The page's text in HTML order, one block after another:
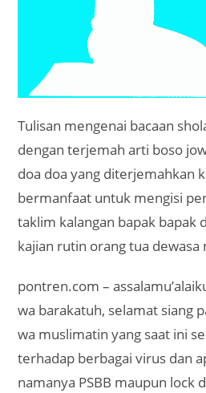
Tulisan mengenai bacaan
dengan terjemah arti boso
doa doa yang diterjemahkan
bermanfaat untuk mengisi
taklim kalangan bapak bapak
kajian rutin orang tua
pontren.com –
wa barakatuh, selamat siang
wa muslimatin yang saat ini
terhadap berbagai virus dan
namanya PSBB maupun lock